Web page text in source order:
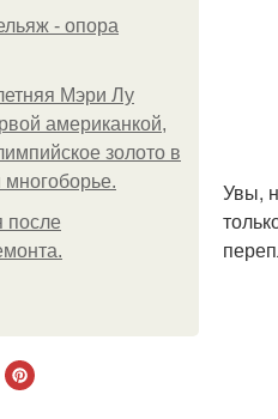
- опора
Мэри Лу
американкой,
золото в
многоборье.
после
Увы,